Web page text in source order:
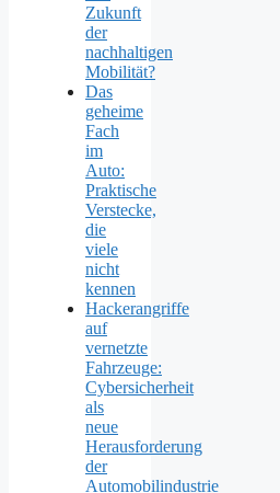
Zukunft
der
nachhaltigen
Mobilität?
Das
geheime
Fach
im
Auto:
Praktische
Verstecke,
die
viele
nicht
kennen
Hackerangriffe
auf
vernetzte
Fahrzeuge:
Cybersicherheit
als
neue
Herausforderung
der
Automobilindustrie